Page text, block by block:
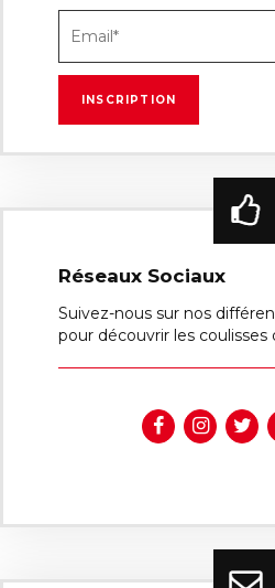
Réseaux Sociaux
Suivez-nous sur nos
pour découvrir les coulisses